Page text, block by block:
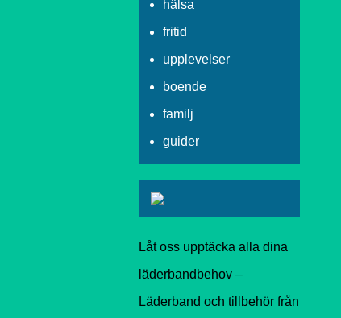
hälsa
fritid
upplevelser
boende
familj
guider
Låt oss upptäcka alla dina
läderbandbehov –
Läderband och tillbehör från